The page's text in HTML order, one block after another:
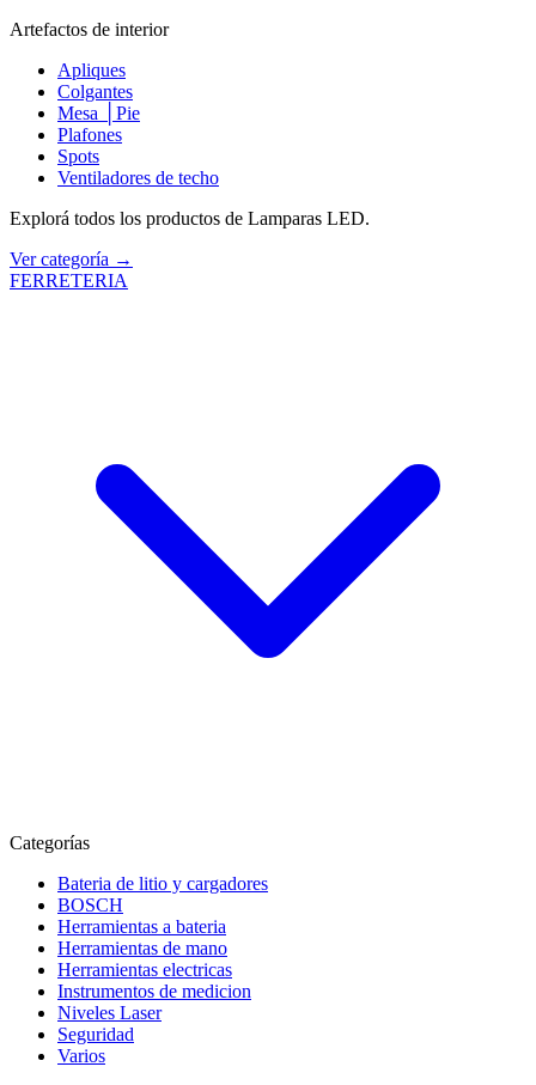
Artefactos de interior
Apliques
Colgantes
Mesa │Pie
Plafones
Spots
Ventiladores de techo
Explorá todos los productos de Lamparas LED.
Ver categoría →
FERRETERIA
Categorías
Bateria de litio y cargadores
BOSCH
Herramientas a bateria
Herramientas de mano
Herramientas electricas
Instrumentos de medicion
Niveles Laser
Seguridad
Varios